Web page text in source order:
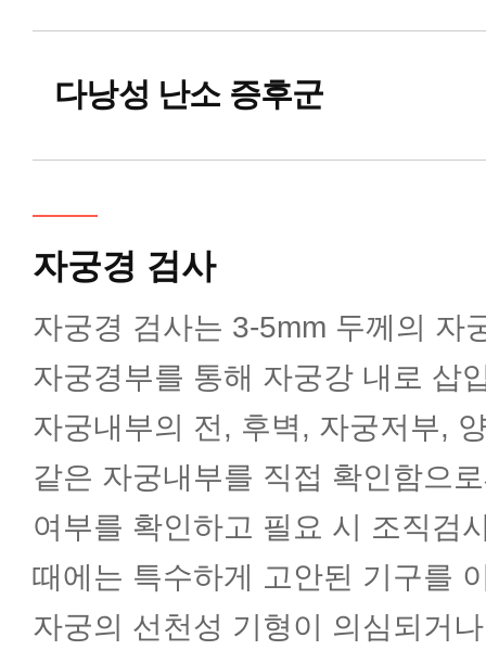
다낭성 난소 증후군
자궁경 검사
자궁경 검사는 3-5mm 두께의 자
자궁경부를 통해 자궁강 내로 삽
자궁내부의 전, 후벽, 자궁저부,
같은 자궁내부를 직접 확인함으
여부를 확인하고 필요 시 조직검
때에는 특수하게 고안된 기구를
자궁의 선천성 기형이 의심되거